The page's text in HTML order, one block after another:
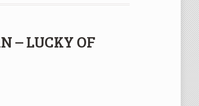
– LUCKY OF